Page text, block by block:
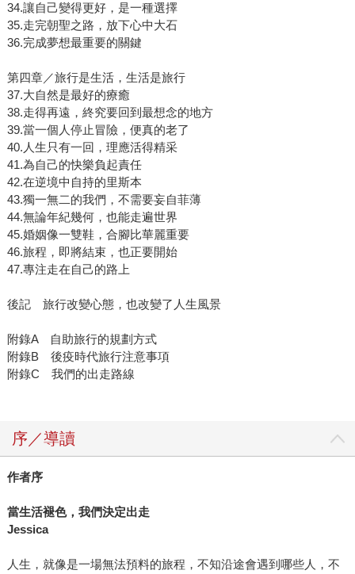
34.讓自己變得更好，是一種選擇
35.走完朝聖之路，放下心中大石
36.完成夢想最重要的關鍵
第四章／旅行是生活，生活是旅行
37.大自然是最好的療癒
38.走得再遠，終究要回到最想念的地方
39.當一個人停止冒險，便真的老了
40.人生只有一回，理應活得精采
41.為自己的快樂負起責任
42.在逆境中自持的里斯本
43.獨一無二的我們，不需要妄自菲薄
44.無論年紀幾何，也能走遍世界
45.婚姻像一雙鞋，合腳比華麗重要
46.旅程，即將結束，也正要開始
47.專注走在自己的路上
後記 旅行改變心態，也改變了人生風景
附錄A 自助旅行的規劃方式
附錄B 後疫時代旅行注意事項
附錄C 我們的出走路線
序／導讀
作者序
當生活褪色，我們決定出走
Jessica
人生，就像是一場無法預料的旅程，不知沿途會遇到哪些人，不